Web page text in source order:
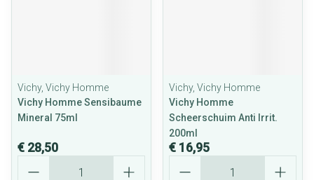
Vichy, Vichy Homme
Vichy Homme Sensibaume
Mineral 75ml
€ 28,50
Vichy, Vichy Homme
Vichy Homme
Scheerschuim Anti Irrit.
200ml
€ 16,95